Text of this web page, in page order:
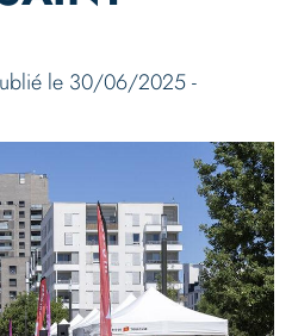
le 30/06/2025 -